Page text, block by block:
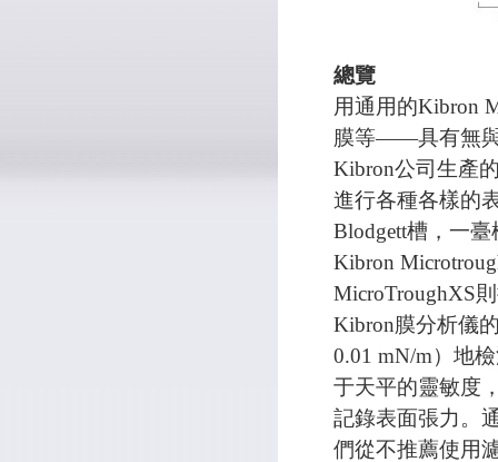
總覽
用通用的Kibron
膜等——具有無
Kibron公司生產
進行各種各樣的
Blodgett槽，一
Kibron
MicroTroughXS
Kibron膜分析儀
0.01 mN/m）地
于天平的靈敏度
記錄表面張力。
們從不推薦使用